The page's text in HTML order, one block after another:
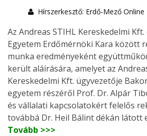
Hírszerkesztő: Erdő-Mező Online
Az Andreas STIHL Kereskedelmi
Egyetem Erdőmérnöki Kara között
munka eredményeként
került aláírására, amelyet az
Kereskedelmi Kft. ügyvezetője
egyetem részéről Prof. Dr. Alpár
és vállalati kapcsolatokért felelős
továbbá Dr. Heil Bálint dékán látott
Tovább >>>